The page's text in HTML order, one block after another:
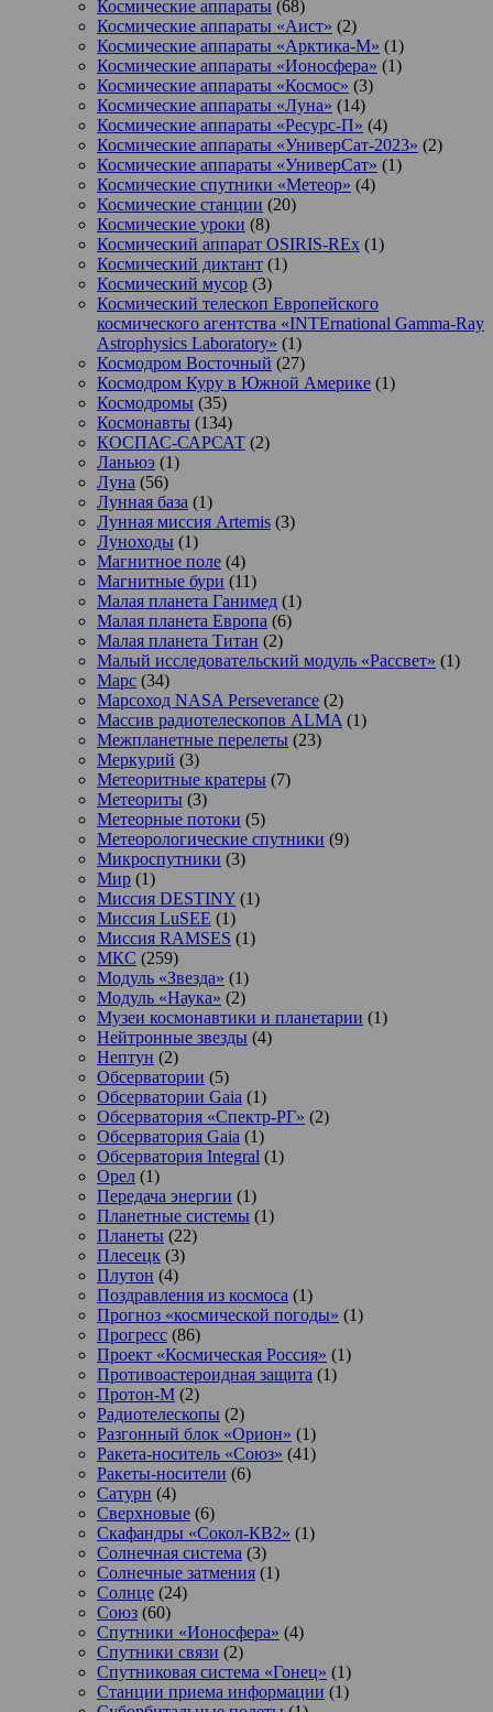
Космические аппараты (68)
Космические аппараты «Аист» (2)
Космические аппараты «Арктика-М» (1)
Космические аппараты «Ионосфера» (1)
Космические аппараты «Космос» (3)
Космические аппараты «Луна» (14)
Космические аппараты «Ресурс-П» (4)
Космические аппараты «УниверСат-2023» (2)
Космические аппараты «УниверСат» (1)
Космические спутники «Метеор» (4)
Космические станции (20)
Космические уроки (8)
Космический аппарат OSIRIS-REx (1)
Космический диктант (1)
Космический мусор (3)
Космический телескоп Европейского
космического агентства «INTErnational Gamma-Ray
Astrophysics Laboratory» (1)
Космодром Восточный (27)
Космодром Куру в Южной Америке (1)
Космодромы (35)
Космонавты (134)
КОСПАС-САРСАТ (2)
Ланьюэ (1)
Луна (56)
Лунная база (1)
Лунная миссия Artemis (3)
Луноходы (1)
Магнитное поле (4)
Магнитные бури (11)
Малая планета Ганимед (1)
Малая планета Европа (6)
Малая планета Титан (2)
Малый исследовательский модуль «Рассвет» (1)
Марс (34)
Марсоход NASA Perseverance (2)
Массив радиотелескопов ALMA(1)
Межпланетные перелеты (23)
Меркурий (3)
Метеоритные кратеры (7)
Метеориты (3)
Метеорные потоки (5)
Метеорологические спутники (9)
Микроспутники (3)
Мир (1)
Миссия DESTINY (1)
Миссия LuSEE (1)
Миссия RAMSES (1)
МКС (259)
Модуль «Звезда» (1)
Модуль «Наука» (2)
Музеи космонавтики и планетарии (1)
Нейтронные звезды (4)
Нептун (2)
Обсерватории (5)
Обсерватории Gaia (1)
Обсерватория «Спектр-РГ» (2)
Обсерватория Gaia (1)
Обсерватория Integral (1)
Орел (1)
Передача энергии (1)
Планетные системы (1)
Планеты (22)
Плесецк (3)
Плутон (4)
Поздравления из космоса (1)
Прогноз «космической погоды» (1)
Прогресс (86)
Проект «Космическая Россия» (1)
Противоастероидная защита (1)
Протон-М (2)
Радиотелескопы (2)
Разгонный блок «Орион» (1)
Ракета-носитель «Союз» (41)
Ракеты-носители (6)
Сатурн (4)
Сверхновые (6)
Скафандры «Сокол-КВ2» (1)
Солнечная система (3)
Солнечные затмения (1)
Солнце (24)
Союз (60)
Спутники «Ионосфера» (4)
Спутники связи (2)
Спутниковая система «Гонец» (1)
Станции приема информации (1)